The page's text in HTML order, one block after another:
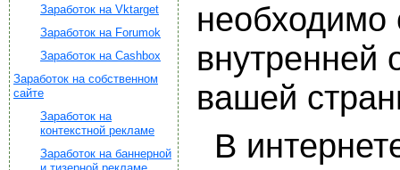
Заработок на Vktarget
Заработок на Forumok
Заработок на Cashbox
Заработок на собственном
сайте
Заработок на
контекстной рекламе
Заработок на баннерной
необходимо
внутренней
вашей
В